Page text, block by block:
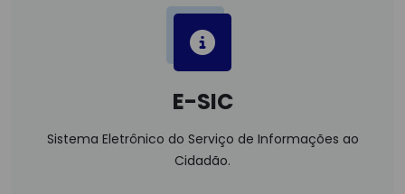
E-SIC
Sistema Eletrônico do Serviço de Informações ao
Cidadão.